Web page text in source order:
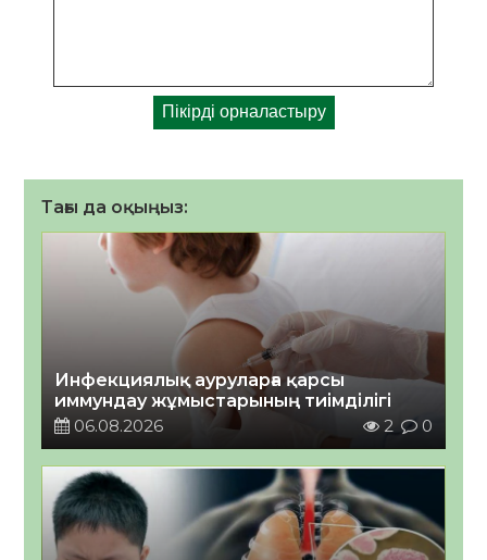
Тағы да оқыңыз:
Инфекциялық ауруларға қарсы
иммундау жұмыстарының тиімділігі
06.08.2026
2 0